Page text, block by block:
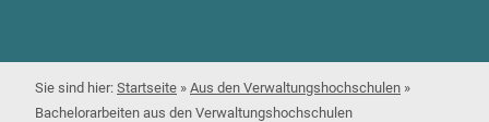
Startseite » Aus den Verwaltungshochschulen »
Bachelorarbeiten aus den Verwaltungshochschulen